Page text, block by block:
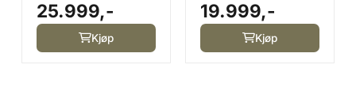
Brothers Saddle
25.999,-
Kjøp
Saddle
19.999,-
Kjøp